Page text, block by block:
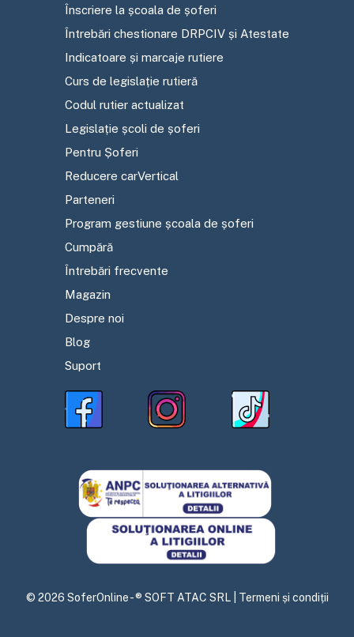
Înscriere la școala de șoferi
Întrebări chestionare DRPCIV și Atestate
Indicatoare și marcaje rutiere
Curs de legislație rutieră
Codul rutier actualizat
Legislație școli de șoferi
Pentru Șoferi
Reducere carVertical
Parteneri
Program gestiune școala de șoferi
Cumpără
Întrebări frecvente
Magazin
Despre noi
Blog
Suport
© 2026 SoferOnline - ® SOFT ATAC SRL | Termeni și condiții